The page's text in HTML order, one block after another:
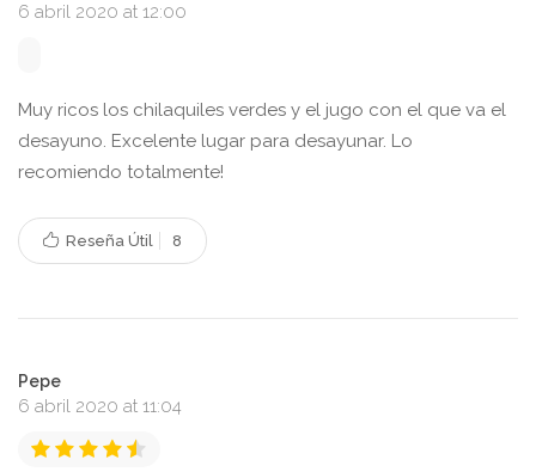
6 abril 2020 at 12:00
Muy ricos los chilaquiles verdes y el jugo con el que va el
desayuno. Excelente lugar para desayunar. Lo
recomiendo totalmente!
Reseña Útil 8
Pepe
6 abril 2020 at 11:04